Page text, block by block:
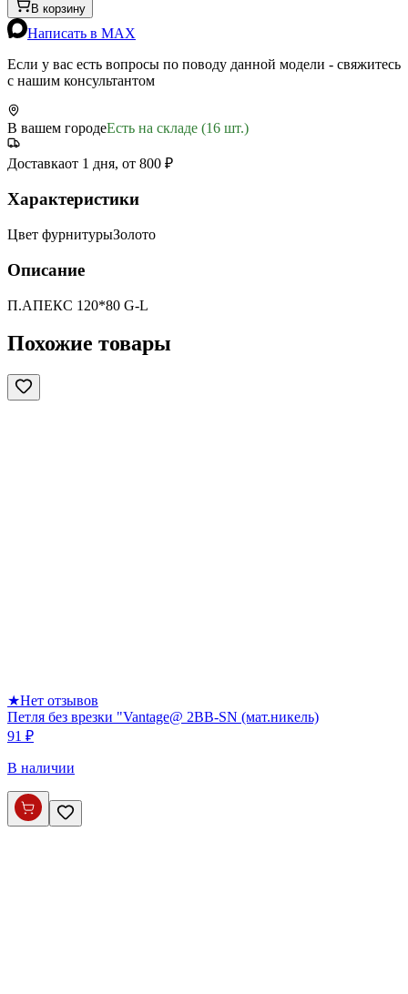
В корзину
Написать в MAX
Если у вас есть вопросы по поводу данной модели - свяжитесь
с нашим консультантом
В вашем городеЕсть на складе (16 шт.)
Доставкаот 1 дня, от 800 ₽
Характеристики
Цвет фурнитурыЗолото
Описание
П.АПЕКС 120*80 G-L
Похожие товары
★Нет отзывов
Петля без врезки "Vantage@ 2BB-SN (мат.никель)
91 ₽
В наличии